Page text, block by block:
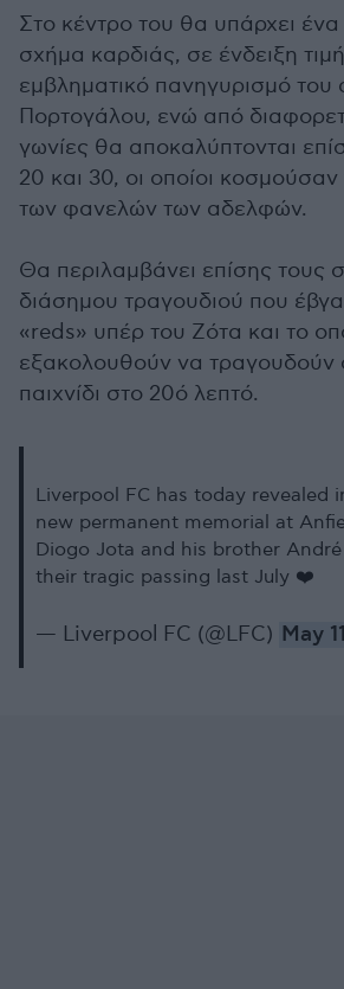
Στο κέντρο του θα υπάρχει
σχήμα καρδιάς, σε ένδειξη
εμβληματικό πανηγυρισμό του
Πορτογάλου, ενώ από
γωνίες θα αποκαλύπτονται
20 και 30, οι οποίοι
των φανελών των αδελφών.
Θα περιλαμβάνει επίσης τους
διάσημου τραγουδιού που
«reds» υπέρ του Ζότα και το
εξακολουθούν να τραγουδούν
παιχνίδι στο 20ό λεπτό.
Liverpool FC has today revealed
new permanent memorial at
Diogo Jota and his brother
their tragic passing last July ❤️
— Liverpool FC (@LFC) May